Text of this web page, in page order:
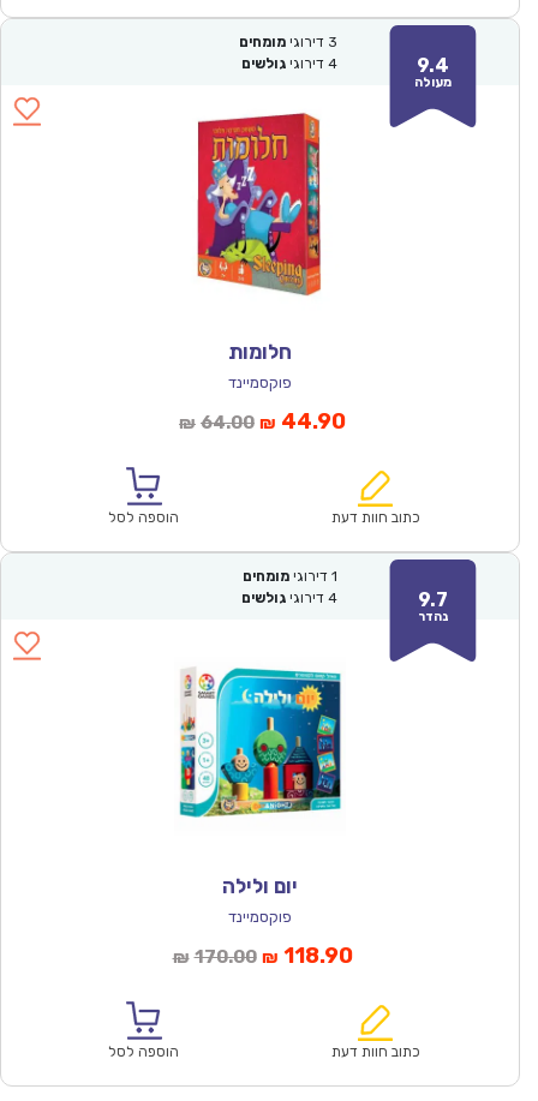
9.4
מעולה
3 דירוגי מומחים
4 דירוגי גולשים
חלומות
פוקסמיינד
₪ 64.00המחיר
₪64.00.
₪ 44.90המחיר
הוא:
כתוב חוות דעת הוספה לסל
9.7
נהדר
1 דירוגי מומחים
4 דירוגי גולשים
יום ולילה
פוקסמיינד
₪ 170.00המחיר
₪170.00.
₪ 118.90המחיר
הוא:
כתוב חוות דעת הוספה לסל